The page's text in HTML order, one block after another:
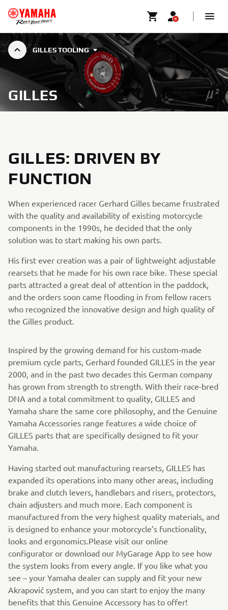
GILLES TOOLING
GILLES
GILLES: DRIVEN BY
FUNCTION
When experienced racer Gerhard Gilles became frustrated
with the quality and availability of existing motorcycle
components in the 1990s, he decided that the only
solution was to start making his own parts.
His first ever creation was a pair of lightweight adjustable
rearsets that he made for his own race bike. These special
parts attracted a great deal of attention in the paddock,
and the orders soon came flooding in from fellow racers
who recognized the innovative design and high quality of
the Gilles product.
Inspired by the growing demand for his custom-made
premium cycle parts, Gerhard founded GILLES in the year
2000, and in the past two decades this German company
has grown from strength to strength. With their race-bred
DNA and a total commitment to quality, GILLES and
Yamaha share the same core philosophy, and the Genuine
Yamaha Accessories range features a wide choice of
GILLES parts that are specifically designed to fit your
Yamaha.
Having started out manufacturing rearsets, GILLES has
expanded its operations into many other areas, including
brake and clutch levers, handlebars and risers, protectors,
chain adjusters and much more. Each component is
manufactured from the very highest quality materials, and
is designed to enhance your motorcycle’s functionality,
looks and ergonomics.Please visit our online
configurator or download our MyGarage App to see how
the system looks from every angle. If you like what you
see – your Yamaha dealer can supply and fit your new
Akrapovič system, and you can start to enjoy the many
benefits that this Genuine Accessory has to offer!